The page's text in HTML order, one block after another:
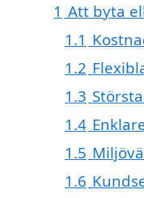
1 Att byta
1.1
1.2
1.3
1.4
1.5
1.6